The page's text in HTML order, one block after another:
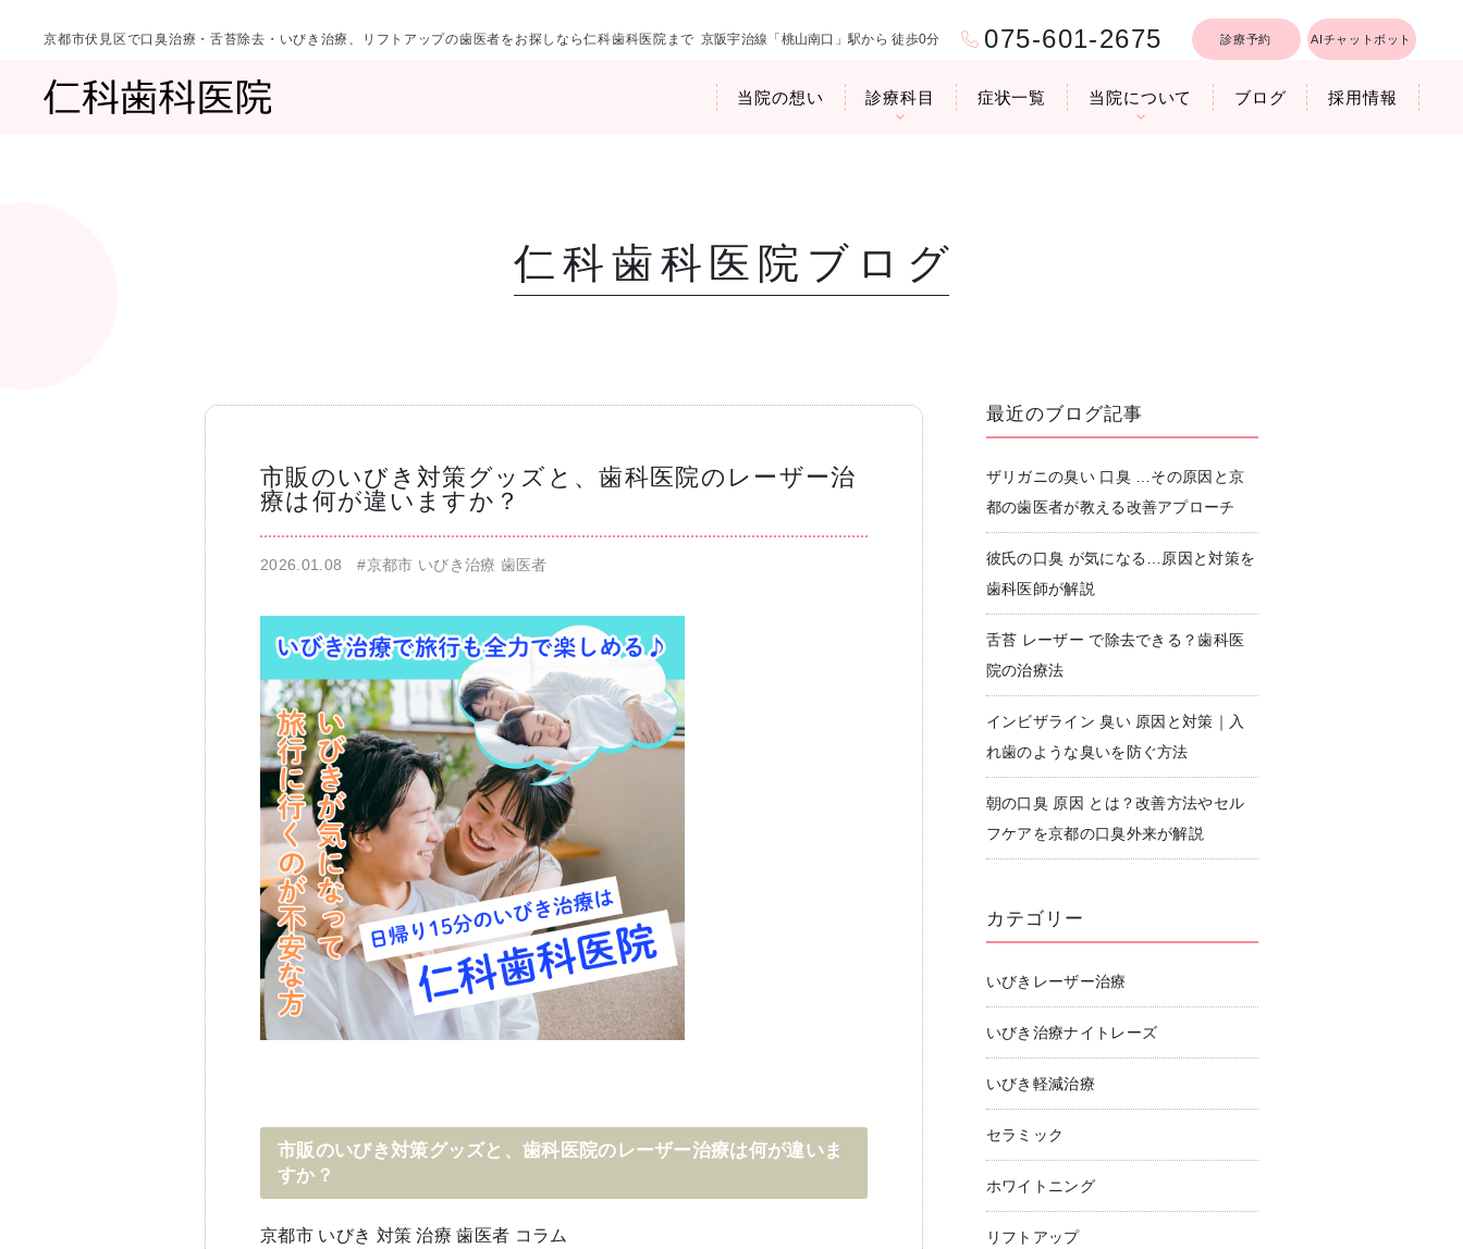
京都市伏見区で口臭治療・舌苔除去・いびき治療、リフトアップの歯医者をお探しなら仁科歯科医院まで 京阪宇治線「桃山南口」駅から 徒歩0分 075-601-2675 診療予約 AIチャットボット
当院の想い 診療科目
舌苔除去治療 一般歯科・小児歯科 予防歯科・クリーニング
無痛治療
症状一覧 当院について
仁科歯科医院ブログ
ブログ 採用情報
仁科歯科医院ブログ
市販のいびき対策グッズと、歯科医院のレーザー治
療は何が違いますか？
2026.01.08#京都市 いびき治療 歯医者
市販のいびき対策グッズと、歯科医院のレーザー治療は何が違いま
すか？
京都市 いびき 対策 治療 歯医者 コラム
最近のブログ記事
ザリガニの臭い 口臭 …その原因と京
都の歯医者が教える改善アプローチ
彼氏の口臭 が気になる…原因と対策を
歯科医師が解説
舌苔 レーザー で除去できる？歯科医
院の治療法
インビザライン 臭い 原因と対策｜入
れ歯のような臭いを防ぐ方法
朝の口臭 原因 とは？改善方法やセル
フケアを京都の口臭外来が解説
カテゴリー
いびきレーザー治療
いびき治療ナイトレーズ
いびき軽減治療
セラミック
ホワイトニング
リフトアップ